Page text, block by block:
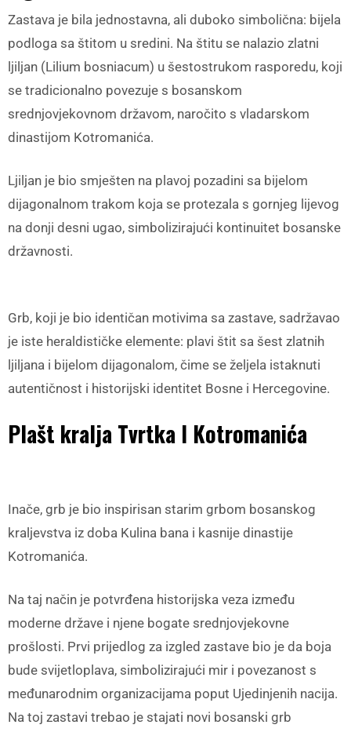
Zastava je bila jednostavna, ali duboko simbolična: bijela
podloga sa štitom u sredini. Na štitu se nalazio zlatni
ljiljan (Lilium bosniacum) u šestostrukom rasporedu, koji
se tradicionalno povezuje s bosanskom
srednjovjekovnom državom, naročito s vladarskom
dinastijom Kotromanića.
Ljiljan je bio smješten na plavoj pozadini sa bijelom
dijagonalnom trakom koja se protezala s gornjeg lijevog
na donji desni ugao, simbolizirajući kontinuitet bosanske
državnosti.
Grb, koji je bio identičan motivima sa zastave, sadržavao
je iste heraldističke elemente: plavi štit sa šest zlatnih
ljiljana i bijelom dijagonalom, čime se željela istaknuti
autentičnost i historijski identitet Bosne i Hercegovine.
Plašt kralja Tvrtka I Kotromanića
Inače, grb je bio inspirisan starim grbom bosanskog
kraljevstva iz doba Kulina bana i kasnije dinastije
Kotromanića.
Na taj način je potvrđena historijska veza između
moderne države i njene bogate srednjovjekovne
prošlosti. Prvi prijedlog za izgled zastave bio je da boja
bude svijetloplava, simbolizirajući mir i povezanost s
međunarodnim organizacijama poput Ujedinjenih nacija.
Na toj zastavi trebao je stajati novi bosanski grb